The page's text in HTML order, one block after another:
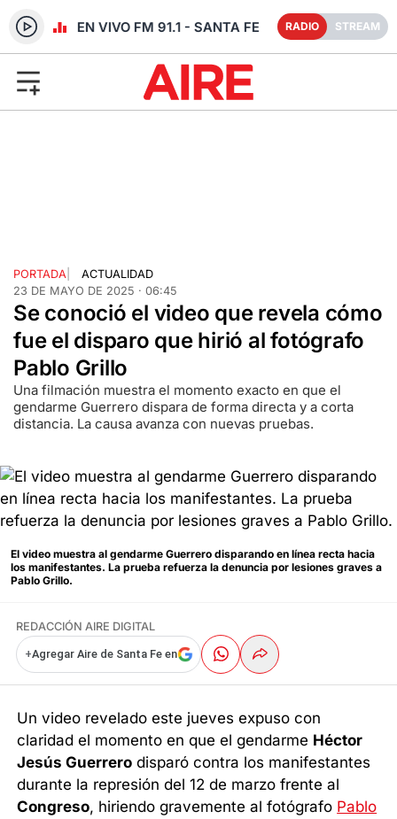
RADIO EN VIVO FM 91.1 - SANTA FE RADIO STREAM
PORTADA
ACTUALIDAD
23 DE MAYO DE 2025 · 06:45
Se conoció el video que revela cómo
fue el disparo que hirió al fotógrafo
Pablo Grillo
Una filmación muestra el momento exacto en que el
gendarme Guerrero dispara de forma directa y a corta
distancia. La causa avanza con nuevas pruebas.
El video muestra al gendarme Guerrero disparando en línea recta hacia
los manifestantes. La prueba refuerza la denuncia por lesiones graves a
Pablo Grillo.
REDACCIÓN AIRE DIGITAL
+Agregar Aire de Santa Fe en
Un video revelado este jueves expuso con
claridad el momento en que el gendarme Héctor
Jesús Guerrero disparó contra los manifestantes
durante la represión del 12 de marzo frente al
Congreso, hiriendo gravemente al fotógrafo Pablo